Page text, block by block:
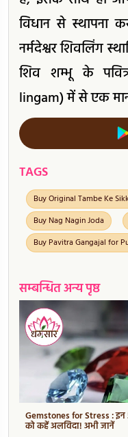
विधान से
नर्मदेश्वर शिवलिंग
शिव शम्भू के
lingam) में से एक
TAGS
Buy Original Tambe Ke
Buy Nag Nagin Joda
Buy Pavitra Gangajal for
सम्बन्धित अन्य पृष्ठ
Gemstones for Stress : इन
को कहें अलविदा! अभी जानें